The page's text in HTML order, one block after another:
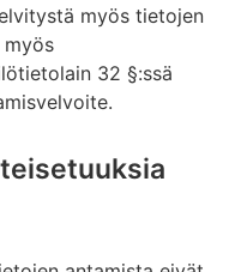
myös tietojen
myös
32 §:ssä